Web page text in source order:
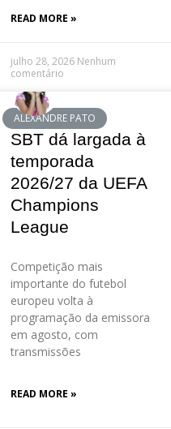
READ MORE »
julho 28, 2026 Nenhum
comentário
ALEXANDRE PATO
SBT dá largada à
temporada
2026/27 da UEFA
Champions
League
Competição mais
importante do futebol
europeu volta à
programação da emissora
em agosto, com
transmissões
READ MORE »